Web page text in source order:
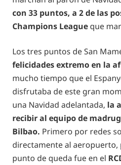
con 33 puntos, a 2 de las
Champions League que
Los tres puntos de San
felicidades extremo en la
mucho tiempo que el
disfrutaba de este gran
una Navidad adelantada, la
recibir al equipo de
Bilbao. Primero por redes
directamente al
punto de queda fue en el